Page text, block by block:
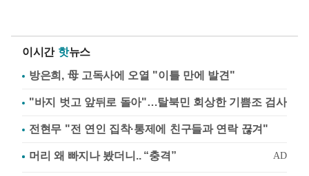
이시간 핫뉴스
방은희, 母 고독사에 오열 "이틀 만에 발견"
"바지 벗고 앞뒤로 돌아"…탈북민 회상한 기쁨조 검사
전현무 "전 연인 집착·통제에 친구들과 연락 끊겨"